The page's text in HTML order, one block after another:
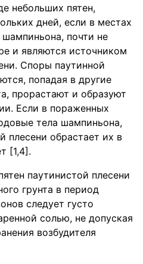
небольших пятен,
дней, если в местах
почти не
и являются источником
Споры паутинной
попадая в другие
прорастают и образуют
Если в пораженных
тела шампиньона,
плесени обрастает их в
[1,4].
паутинистой плесени
грунта в период
следует густо
солью, не допуская
возбудителя